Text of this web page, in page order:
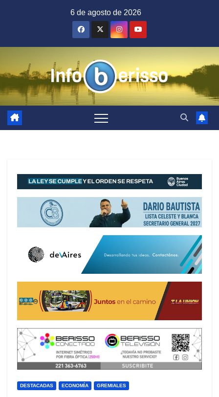
6 de agosto de 2026
DESTACADAS ECONOMÍA GREMIALES